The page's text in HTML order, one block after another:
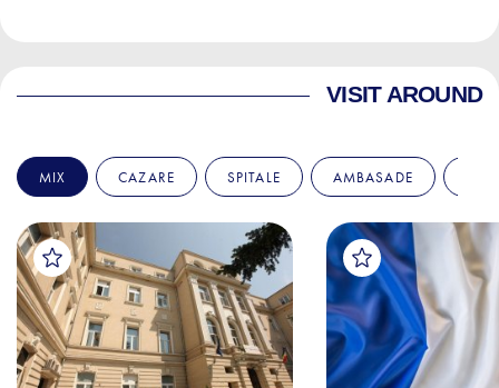
VISIT AROUND
MIX CAZARE SPITALE AMBASADE